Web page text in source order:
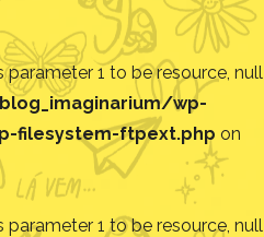
1 to be resource, null
wp-
filesystem-ftpext.php on
1 to be resource, null